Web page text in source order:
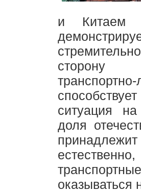
и Китаем
сторону
ситуация
доля
оказываться